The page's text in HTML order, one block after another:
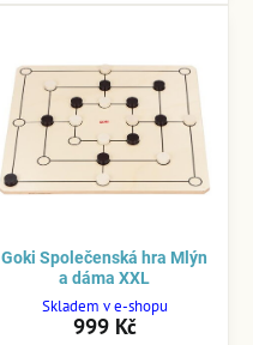
Goki Společenská hra Mlýn
a dáma XXL
Skladem v e-shopu
999 Kč